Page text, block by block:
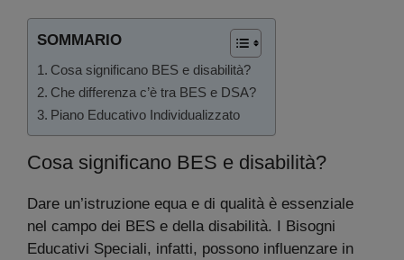
SOMMARIO
Cosa significano BES e disabilità?
Che differenza c’è tra BES e DSA?
Piano Educativo Individualizzato
Cosa significano BES e disabilità?
Dare un’istruzione equa e di qualità è essenziale
nel campo dei BES e della disabilità. I Bisogni
Educativi Speciali, infatti, possono influenzare in